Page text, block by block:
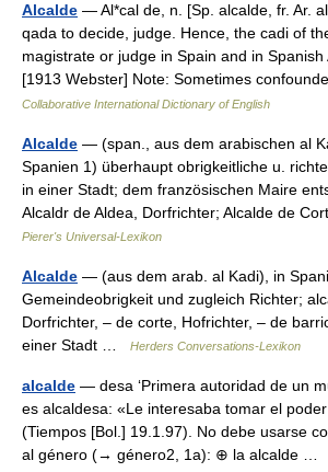
Alcalde — Al*cal de, n. [Sp. alcalde, fr. Ar.
qada to decide, judge. Hence, the cadi of
magistrate or judge in Spain and in Spanish
[1913 Webster] Note: Sometimes
Collaborative International Dictionary of English
Alcalde — (span., aus dem arabischen al
Spanien 1) überhaupt obrigkeitliche u.
in einer Stadt; dem französischen Maire
Alcaldr de Aldea, Dorfrichter; Alcalde de
Pierer's Universal-Lexikon
Alcalde — (aus dem arab. al Kadi), in
Gemeindeobrigkeit und zugleich Richter;
Dorfrichter, – de corte, Hofrichter, – de
einer Stadt …
Herders Conversations-Lexikon
alcalde — desa ‘Primera autoridad de un
es alcaldesa: «Le interesaba tomar el
(Tiempos [Bol.] 19.1.97). No debe usarse
al género (→ género2, 1a): ⊕ la alcalde …